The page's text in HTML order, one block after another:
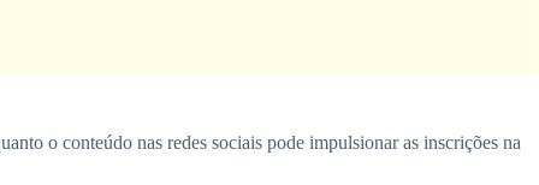
o conteúdo nas redes sociais pode impulsionar as inscrições na